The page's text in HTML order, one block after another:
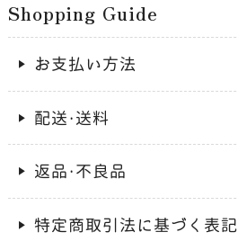
Shopping Guide
お支払い方法
配送・送料
返品・不良品
特定商取引法に基づく表記